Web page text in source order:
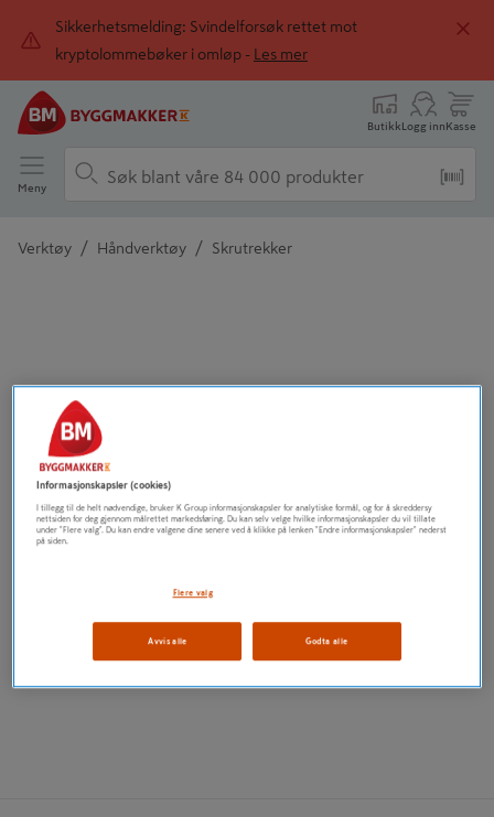
Sikkerhetsmelding: Svindelforsøk rettet mot
kryptolommebøker i omløp -
Les mer
ButikkLogg innKasse
Meny
Verktøy / Håndverktøy / Skrutrekker
Informasjonskapsler (cookies)
I tillegg til de helt nødvendige, bruker K Group informasjonskapsler for analytiske formål, og for å skreddersy
nettsiden for deg gjennom målrettet markedsføring. Du kan selv velge hvilke informasjonskapsler du vil tillate
under "Flere valg". Du kan endre valgene dine senere ved å klikke på lenken "Endre informasjonskapsler" nederst
på siden.
Flere valg
Avvis alle Godta alle